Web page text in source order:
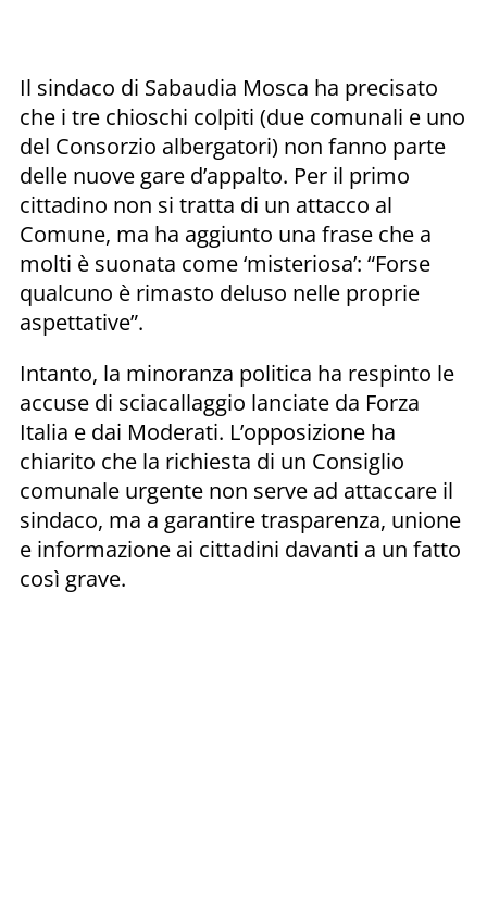
Il sindaco di Sabaudia Mosca ha precisato
che i tre chioschi colpiti (due comunali e uno
del Consorzio albergatori) non fanno parte
delle nuove gare d’appalto. Per il primo
cittadino non si tratta di un attacco al
Comune, ma ha aggiunto una frase che a
molti è suonata come ‘misteriosa’: “Forse
qualcuno è rimasto deluso nelle proprie
aspettative”.
Intanto, la minoranza politica ha respinto le
accuse di sciacallaggio lanciate da Forza
Italia e dai Moderati. L’opposizione ha
chiarito che la richiesta di un Consiglio
comunale urgente non serve ad attaccare il
sindaco, ma a garantire trasparenza, unione
e informazione ai cittadini davanti a un fatto
così grave.